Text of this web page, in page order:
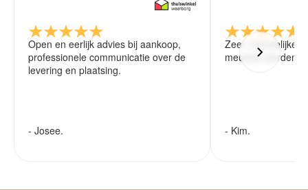
Open en eerlijk advies bij aankoop,
professionele communicatie over de
levering en plaatsing.
- Josee.
Zeer vriendelijke
meubels worden
- Kim.